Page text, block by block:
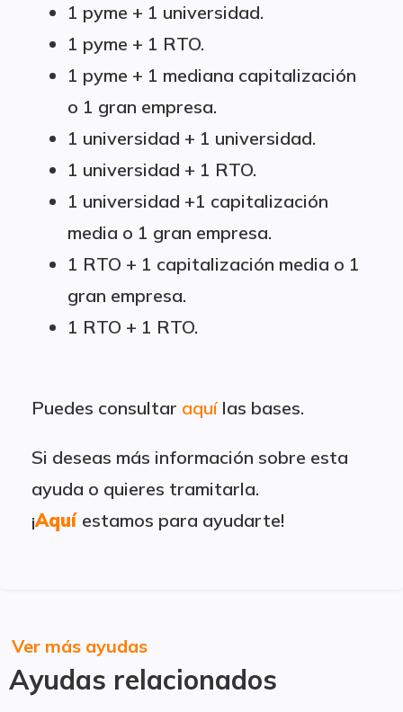
1 pyme + 1 universidad.
1 pyme + 1 RTO.
1 pyme + 1 mediana capitalización
o 1 gran empresa.
1 universidad + 1 universidad.
1 universidad + 1 RTO.
1 universidad +1 capitalización
media o 1 gran empresa.
1 RTO + 1 capitalización media o 1
gran empresa.
1 RTO + 1 RTO.
Puedes consultar aquílas bases.
Si deseas más información sobre esta
ayuda o quieres tramitarla.
¡Aquí estamos para ayudarte!
Ayudas relacionados
Ver más ayudas